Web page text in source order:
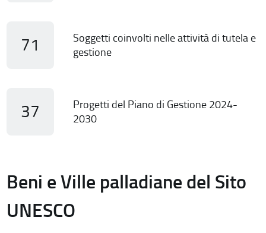
71
Soggetti coinvolti nelle attività di tutela e
gestione
37
Progetti del Piano di Gestione 2024-
2030
Beni e Ville palladiane del Sito
UNESCO